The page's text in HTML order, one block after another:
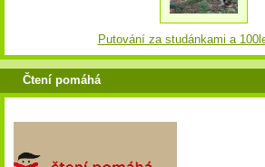
Putování za studánkami a
Čtení pomáhá